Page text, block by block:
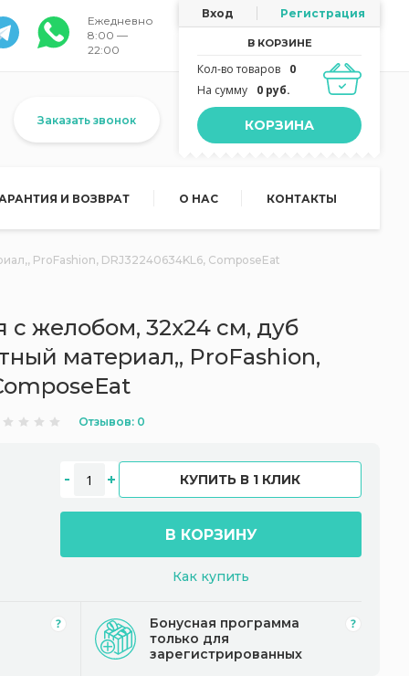
Ежедневно
8:00 —
22:00
Вход Регистрация
В КОРЗИНЕ
Кол-во товаров
0
На сумму
0 руб.
КОРЗИНА
Заказать звонок
И ВОЗВРАТ О НАС КОНТАКТЫ
ProFashion, DRJ32240634KL6, ComposeEat
c желобом, 32х24 см, дуб
материал,, ProFashion,
Отзывов: 0
КУПИТЬ В 1 КЛИК
В КОРЗИНУ
Как купить
Бонусная программа
только для
зарегистрированных